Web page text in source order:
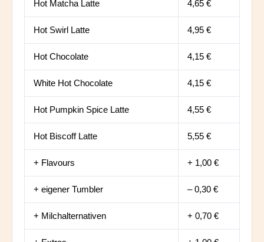
Hot Matcha Latte 4,65 €
Hot Swirl Latte 4,95 €
Hot Chocolate 4,15 €
White Hot Chocolate 4,15 €
Hot Pumpkin Spice Latte 4,55 €
Hot Biscoff Latte 5,55 €
+ Flavours + 1,00 €
+ eigener Tumbler – 0,30 €
+ Milchalternativen + 0,70 €